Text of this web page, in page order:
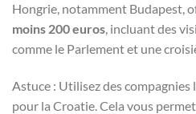
Hongrie, notamment Budapest,
moins 200 euros, incluant des
comme le Parlement et une
Astuce : Utilisez des
pour la Croatie. Cela vous